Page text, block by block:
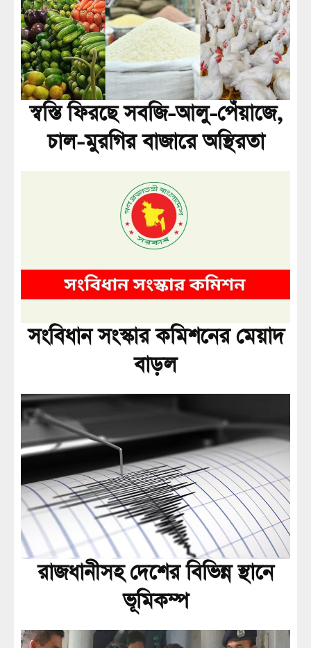
স্বস্তি ফিরছে সবজি-আলু-পেঁয়াজে,
চাল-মুরগির বাজারে অস্থিরতা
সংবিধান সংস্কার কমিশনের মেয়াদ
বাড়ল
রাজধানীসহ দেশের বিভিন্ন স্থানে
ভূমিকম্প